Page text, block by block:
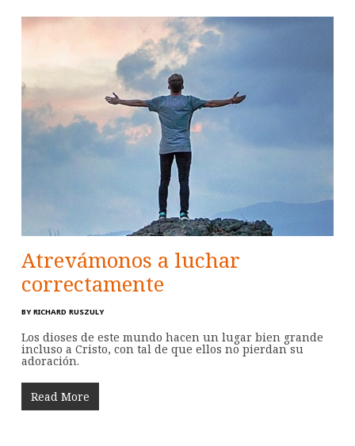
Atrevámonos a luchar
correctamente
BY RICHARD RUSZULY
Los dioses de este mundo hacen un lugar bien grande
incluso a Cristo, con tal de que ellos no pierdan su
adoración.
Read More